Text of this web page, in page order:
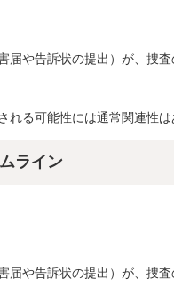
届や告訴状の提出）が、捜
る可能性には通常関連性は
ライン
届や告訴状の提出）が、捜